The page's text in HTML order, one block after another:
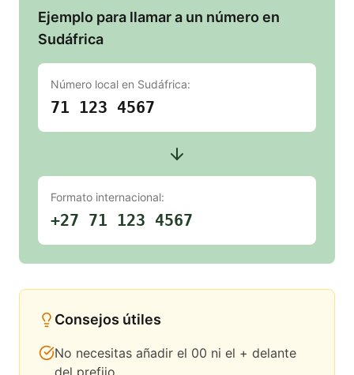
Ejemplo para llamar a un número en
Sudáfrica
Número local en Sudáfrica:
71 123 4567
Formato internacional:
+27 71 123 4567
Consejos útiles
No necesitas añadir el 00 ni el + delante